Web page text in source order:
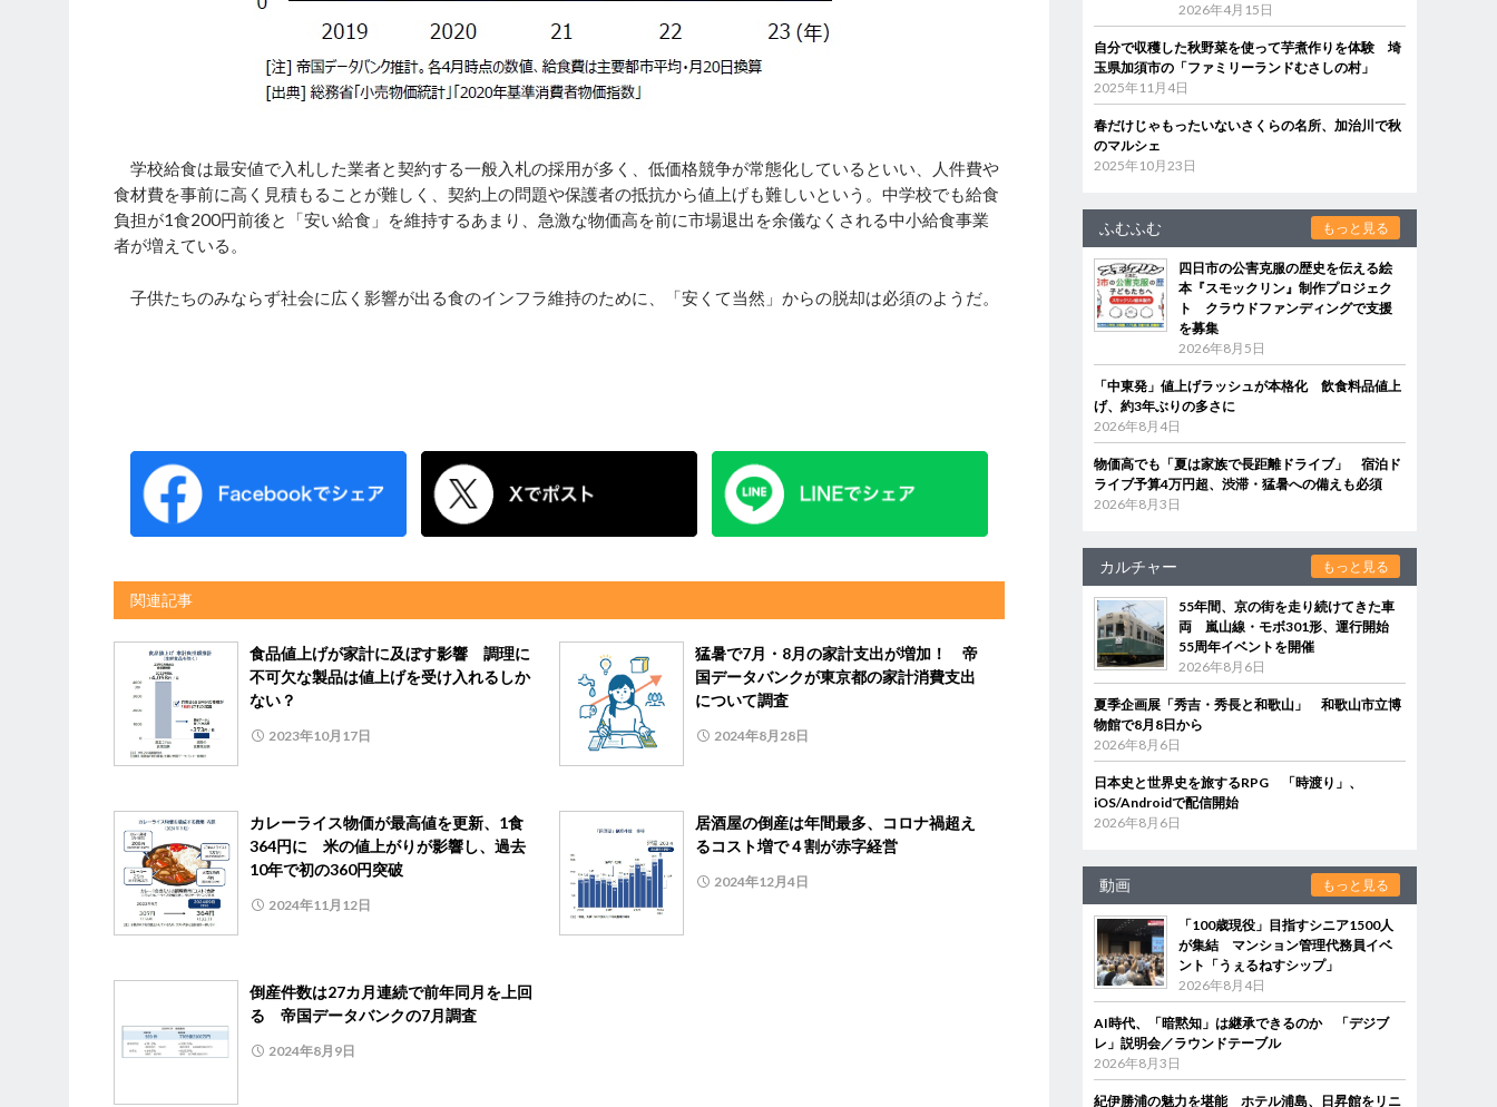
学校給食は最安値で入札した業者と契約する一般入札の採用が多く、低価格競争が常態化しているといい、人件費や
食材費を事前に高く見積もることが難しく、契約上の問題や保護者の抵抗から値上げも難しいという。中学校でも給食
負担が1食200円前後と「安い給食」を維持するあまり、急激な物価高を前に市場退出を余儀なくされる中小給食事業
者が増えている。
子供たちのみならず社会に広く影響が出る食のインフラ維持のために、「安くて当然」からの脱却は必須のようだ。
関連記事
食品値上げが家計に及ぼす影響 調理に
不可欠な製品は値上げを受け入れるしか
ない？
2023年10月17日
猛暑で7月・8月の家計支出が増加！ 帝
国データバンクが東京都の家計消費支出
について調査
2024年8月28日
カレーライス物価が最高値を更新、1食
364円に 米の値上がりが影響し、過去
10年で初の360円突破
2024年11月12日
居酒屋の倒産は年間最多、コロナ禍超え
るコスト増で４割が赤字経営
2024年12月4日
倒産件数は27カ月連続で前年同月を上回
る 帝国データバンクの7月調査
2024年8月9日
2026年4月15日
自分で収穫した秋野菜を使って芋煮作りを体験 埼
玉県加須市の「ファミリーランドむさしの村」
2025年11月4日
春だけじゃもったいないさくらの名所、加治川で秋
のマルシェ
2025年10月23日
ふむふむ もっと見る
四日市の公害克服の歴史を伝える絵
本『スモックリン』制作プロジェク
ト クラウドファンディングで支援
を募集
2026年8月5日
「中東発」値上げラッシュが本格化 飲食料品値上
げ、約3年ぶりの多さに
2026年8月4日
物価高でも「夏は家族で長距離ドライブ」 宿泊ド
ライブ予算4万円超、渋滞・猛暑への備えも必須
2026年8月3日
カルチャー もっと見る
55年間、京の街を走り続けてきた車
両 嵐山線・モボ301形、運行開始
55周年イベントを開催
2026年8月6日
夏季企画展「秀吉・秀長と和歌山」 和歌山市立博
物館で8月8日から
2026年8月6日
日本史と世界史を旅するRPG 「時渡り」、
iOS/Androidで配信開始
2026年8月6日
動画 もっと見る
「100歳現役」目指すシニア1500人
が集結 マンション管理代務員イベ
ント「うぇるねすシップ」
2026年8月4日
AI時代、「暗黙知」は継承できるのか 「デジブ
レ」説明会／ラウンドテーブル
2026年8月3日
紀伊勝浦の魅力を堪能 ホテル浦島、日昇館をリニ